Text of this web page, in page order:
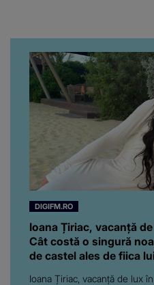
DIGIFM.RO
Ioana Țiriac, vacanță
Cât costă o singură
de castel ales de fiica
Ioana Țiriac, vacanță de lux